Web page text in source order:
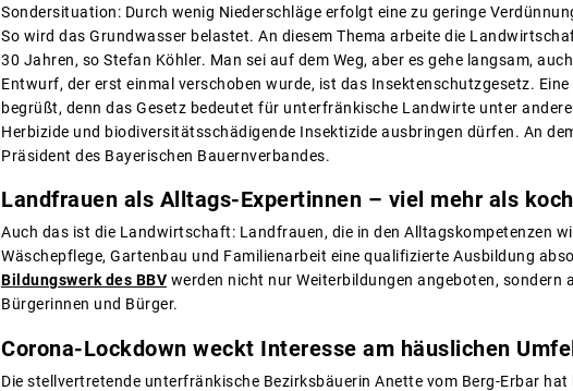
Sondersituation: Durch wenig Niederschläge erfolgt eine zu geringe
So wird das Grundwasser belastet. An diesem Thema arbeite die
30 Jahren, so Stefan Köhler. Man sei auf dem Weg, aber es gehe langsam,
Entwurf, der erst einmal verschoben wurde, ist das Insektenschutzgesetz.
begrüßt, denn das Gesetz bedeutet für unterfränkische Landwirte unter
Herbizide und biodiversitätsschädigende Insektizide ausbringen dürfen. An
Präsident des Bayerischen Bauernverbandes.
Landfrauen als Alltags-Expertinnen – viel mehr als
Auch das ist die Landwirtschaft: Landfrauen, die in den Alltagskompetenzen
Wäschepflege, Gartenbau und Familienarbeit eine qualifizierte Ausbildung
Bildungswerk des BBV werden nicht nur Weiterbildungen angeboten,
Bürgerinnen und Bürger.
Corona-Lockdown weckt Interesse am häuslichen
Die stellvertretende unterfränkische Bezirksbäuerin Anette vom Berg-Erbar